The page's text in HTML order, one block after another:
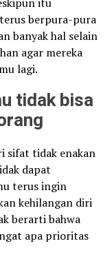
berpura-pura
banyak hal selain
agar mereka
lagi.
tidak bisa
sifat tidak enakan
dapat
terus ingin
kehilangan diri
berarti bahwa
apa prioritas